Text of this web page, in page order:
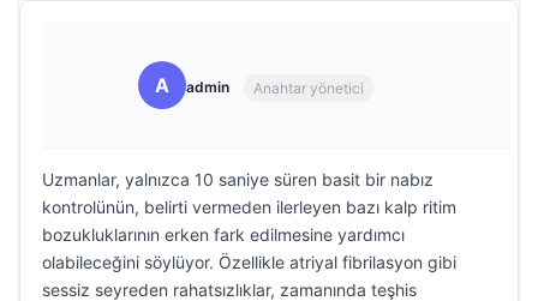
A admin Anahtar yönetici
Uzmanlar, yalnızca 10 saniye süren basit bir nabız
kontrolünün, belirti vermeden ilerleyen bazı kalp ritim
bozukluklarının erken fark edilmesine yardımcı
olabileceğini söylüyor. Özellikle atriyal fibrilasyon gibi
sessiz seyreden rahatsızlıklar, zamanında teşhis